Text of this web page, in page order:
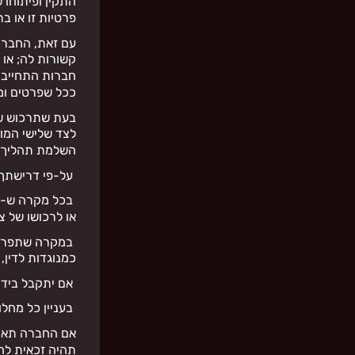
פרטיות זו או
עם זאת,
קשורות לה; או
חברות
ככל שפרטים
בעת שתרכוש
לצד שלישי
השלמת תהליך
על-פי
בכל מקרה ש-
או לרכושו של
במקרה שתפר
כמנוגדות
אם יתקבל
בעניין כל
אם החברה
תהיה זכאית